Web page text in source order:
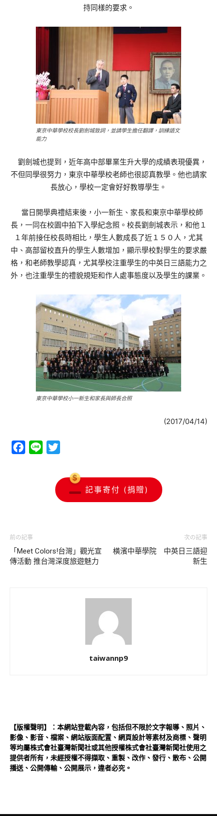
持同樣的要求。
東京中華學校校長劉劍城致詞，並請學生擔任翻譯，訓練語文
能力
劉劍城也提到，近年高中部畢業生升大學的成績表現優異，
不但同學很努力，東京中華學校老師也很認真教學。他也請家
長放心，學校一定會好好教導學生。
當日開學典禮結束後，小一新生、家長和東京中華學校師
長，一同在校園中拍下入學紀念照。校長劉劍城表示，和他１
１年前接任校長時相比，學生人數成長了近１５０人，尤其
中、高部留校直升的學生人數增加，顯示學校對學生的要求嚴
格，和老師教學認真，尤其學校注重學生的中英日三語能力之
外，也注重學生的禮貌規矩和作人處事態度以及學生的課業。
東京中華學校小一新生和家長與師長合照
(2017/04/14)
Facebook
Line
記事寄付 (捐贈)
前の記事
「Meet Colors!台灣」觀光宣
傳活動 推台灣深度旅遊魅力
次の記事
橫濱中華學院 中英日三語迎
新生
taiwannp9
【版權聲明】：本網站登載內容，包括但不限於文字報導、照片、
影像、影音、檔案、網站版面配置、網頁設計等素材及商標、聲明
等均屬株式會社臺灣新聞社或其他授權株式會社臺灣新聞社使用之
提供者所有，未經授權不得擷取、重製、改作、發行、散布、公開
播送、公開傳輸、公開展示，違者必究。